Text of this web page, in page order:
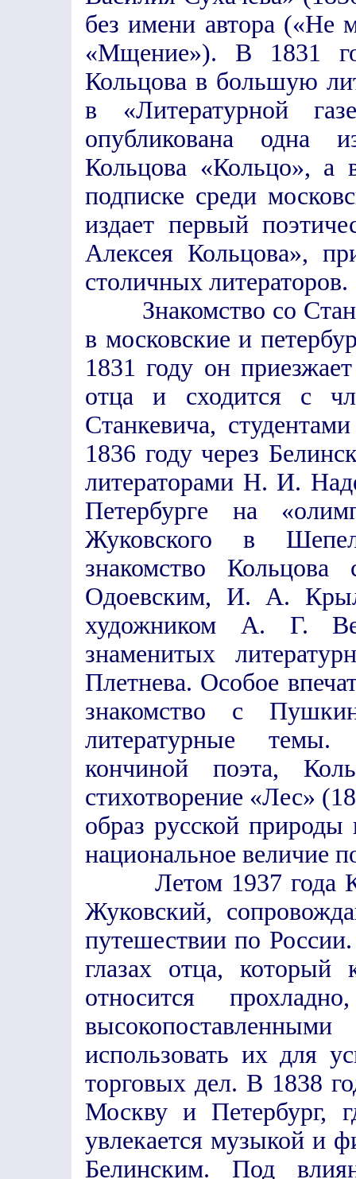
без имени автора («Не
«Мщение»). В 1831
Кольцова в большую
в «Литературной
опубликована одна
Кольцова «Кольцо», а
подписке среди
издает первый
Алексея Кольцова»,
столичных литераторов.
Знакомство со
в московские и
1831 году он
отца и сходится с
Станкевича,
1836 году через
литераторами Н. И.
Петербурге на
Жуковского в
знакомство
Одоевским, И. А.
художником А. Г.
знаменитых
Плетнева. Особое
знакомство с
литературные темы.
кончиной поэта,
стихотворение «Лес»
образ русской
национальное величие
Летом 1937 года
Жуковский,
путешествии по
глазах отца, который
относится
использовать их для
торговых дел. В 1838
Москву и Петербург,
увлекается музыкой и
Белинским. Под